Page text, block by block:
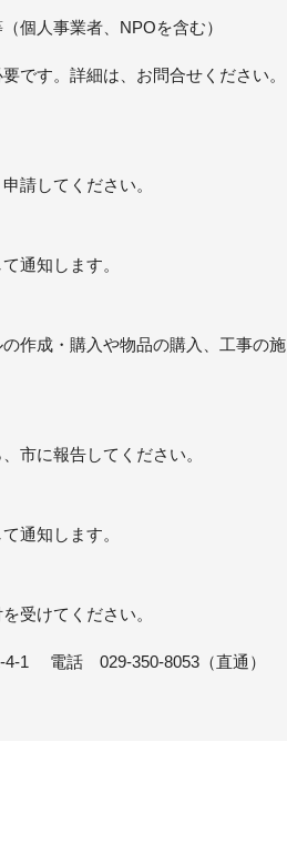
個人事業者、NPOを含む）
です。詳細は、お問合せください。
請してください。
通知します。
作成・購入や物品の購入、工事の施
市に報告してください。
通知します。
受けてください。
1 電話 029-350-8053（直通）